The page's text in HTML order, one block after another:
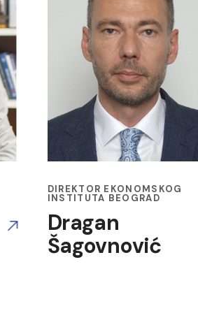
IZVRŠNI DIREKTOR U "A3P"
Aleksandra
Miljanić